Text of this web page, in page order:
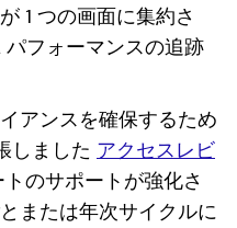
1 つの画面に集約さ
フォーマンスの追跡
アンスを確保するため
しました アクセスレビ
のサポートが強化さ
または年次サイクルに